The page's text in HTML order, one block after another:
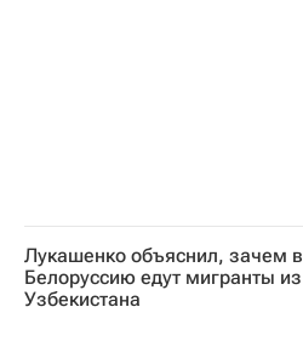
Лукашенко объяснил, зачем в
Белоруссию едут мигранты из
Узбекистана